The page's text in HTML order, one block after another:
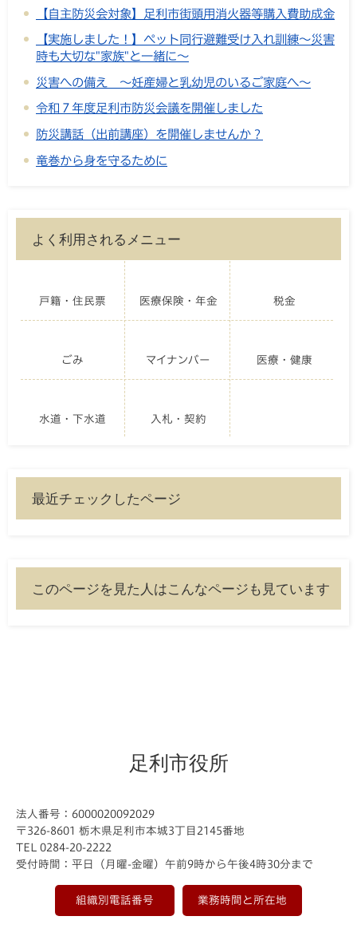
【自主防災会対象】足利市街頭用消火器等購入費助成金
【実施しました！】ペット同行避難受け入れ訓練～災害
時も大切な"家族"と一緒に～
災害への備え ～妊産婦と乳幼児のいるご家庭へ～
令和７年度足利市防災会議を開催しました
防災講話（出前講座）を開催しませんか？
竜巻から身を守るために
よく利用されるメニュー
戸籍・住民票 医療保険・年金 税金
ごみ マイナンバー 医療・健康
水道・下水道 入札・契約
最近チェックしたページ
このページを見た人はこんなページも見ています
足利市役所
法人番号：6000020092029
〒326-8601 栃木県足利市本城3丁目2145番地
TEL 0284-20-2222
受付時間：平日（月曜-金曜）午前9時から午後4時30分まで
組織別電話番号 業務時間と所在地